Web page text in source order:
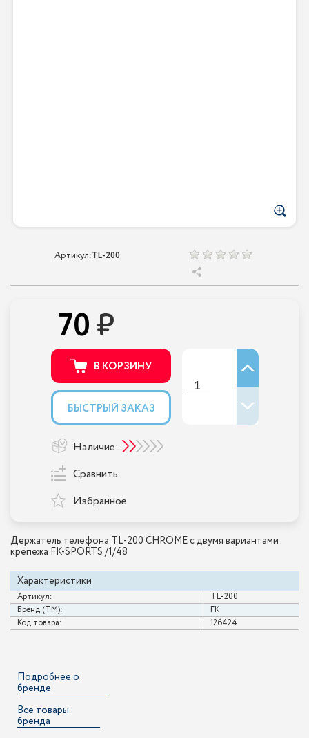
Артикул:TL-200
Держатель телефона TL-200 CHROME с двумя вариантами
крепежа FK-SPORTS /1/48
Характеристики
Артикул:
TL-200
Бренд (ТМ):
FK
Код товара:
126424
70
В КОРЗИНУ
БЫСТРЫЙ ЗАКАЗ
Наличие:
Сравнить
Избранное
Подробнее о
бренде
Все товары
бренда